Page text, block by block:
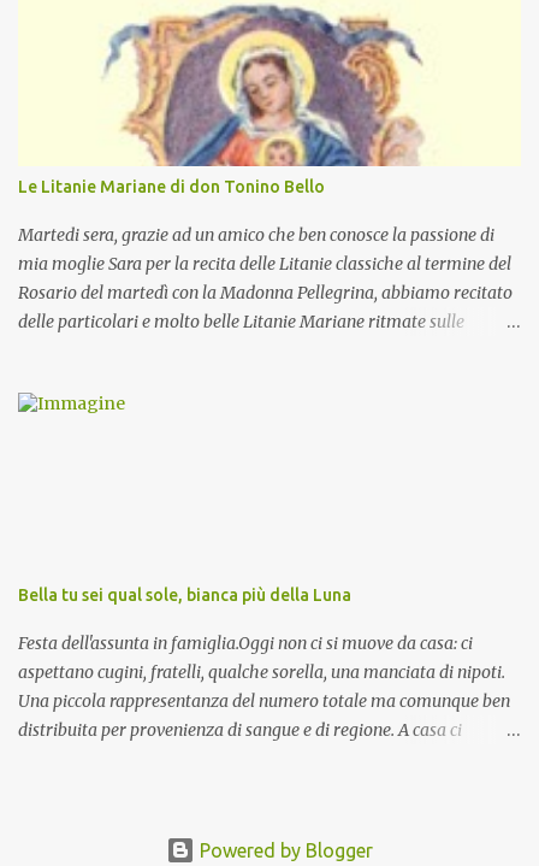
Le Litanie Mariane di don Tonino Bello
Martedi sera, grazie ad un amico che ben conosce la passione di
mia moglie Sara per la recita delle Litanie classiche al termine del
Rosario del martedì con la Madonna Pellegrina, abbiamo recitato
delle particolari e molto belle Litanie Mariane ritmate sulle
preghiera.
Bella tu sei qual sole, bianca più della Luna
Festa dell'assunta in famiglia.Oggi non ci si muove da casa: ci
aspettano cugini, fratelli, qualche sorella, una manciata di nipoti.
Una piccola rappresentanza del numero totale ma comunque ben
distribuita per provenienza di sangue e di regione. A casa ci
Powered by Blogger